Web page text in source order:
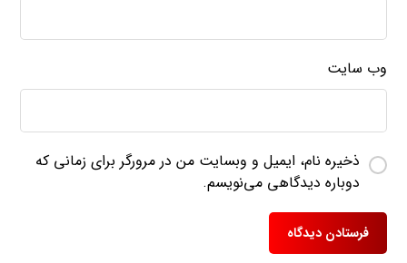
وب‌ سایت
ذخیره نام، ایمیل و وبسایت من در مرورگر برای زمانی که
دوباره دیدگاهی می‌نویسم.